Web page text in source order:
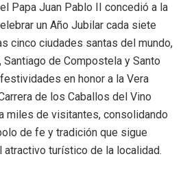
Papa Juan Pablo II concedió a la
un Año Jubilar cada siete
cinco ciudades santas del mundo,
Santiago de Compostela y Santo
en honor a la Vera
de los Caballos del Vino
miles de visitantes, consolidando
de fe y tradición que sigue
atractivo turístico de la localidad.